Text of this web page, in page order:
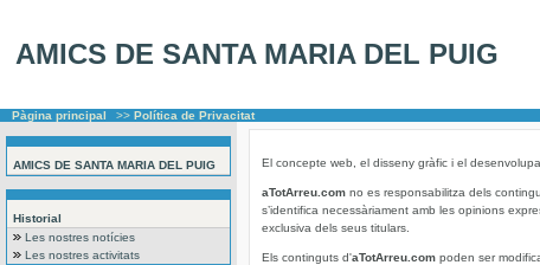
AMICS DE SANTA MARIA DEL PUIG
Pàgina principal >> Política de Privacitat
AMICS DE SANTA MARIA DEL PUIG
Historial
Les nostres notícies
Les nostres activitats
El concepte web, el disseny gràfic i el
aTotArreu.com no es responsabilitza dels
s’identifica necessàriament amb les opinions
exclusiva dels seus titulars.
Els continguts d'aTotArreu.com poden ser